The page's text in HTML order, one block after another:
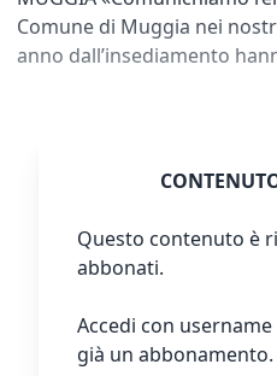
Comune di Muggia nei
anno dall’insediamento
Questo contenuto è
abbonati.
Accedi con
già un abbonamento.